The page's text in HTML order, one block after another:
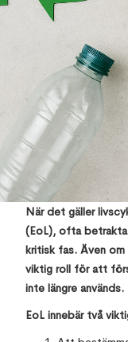
Mahalakshmi S
August 12, 2025
När det gäller
(EoL), ofta
kritisk fas. Även
viktig roll för att
inte längre används.
EoL innebär två